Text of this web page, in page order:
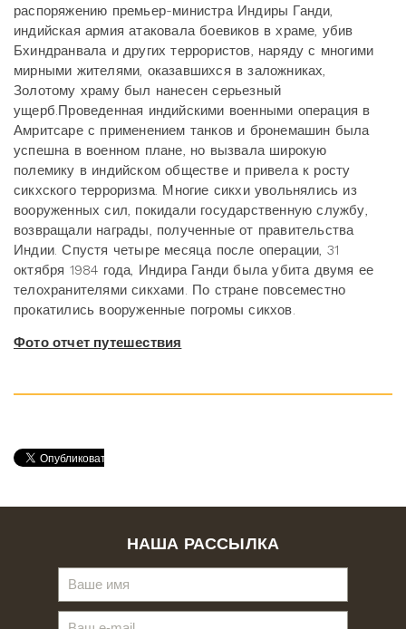
распоряжению премьер-министра Индиры Ганди,
индийская армия атаковала боевиков в храме, убив
Бхиндранвала и других террористов, наряду с многими
мирными жителями, оказавшихся в заложниках,
Золотому храму был нанесен серьезный
ущерб.Проведенная индийскими военными операция в
Амритсаре с применением танков и бронемашин была
успешна в военном плане, но вызвала широкую
полемику в индийском обществе и привела к росту
сикхского терроризма. Многие сикхи увольнялись из
вооруженных сил, покидали государственную службу,
возвращали награды, полученные от правительства
Индии. Спустя четыре месяца после операции, 31
октября 1984 года, Индира Ганди была убита двумя ее
телохранителями сикхами. По стране повсеместно
прокатились вооруженные погромы сикхов.
Фото отчет путешествия
НАША РАССЫЛКА